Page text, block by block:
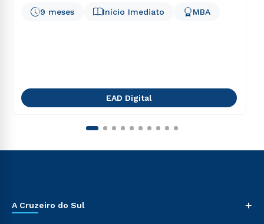
Início Imediato
9 meses MBA
EAD Digital
A Cruzeiro do Sul +